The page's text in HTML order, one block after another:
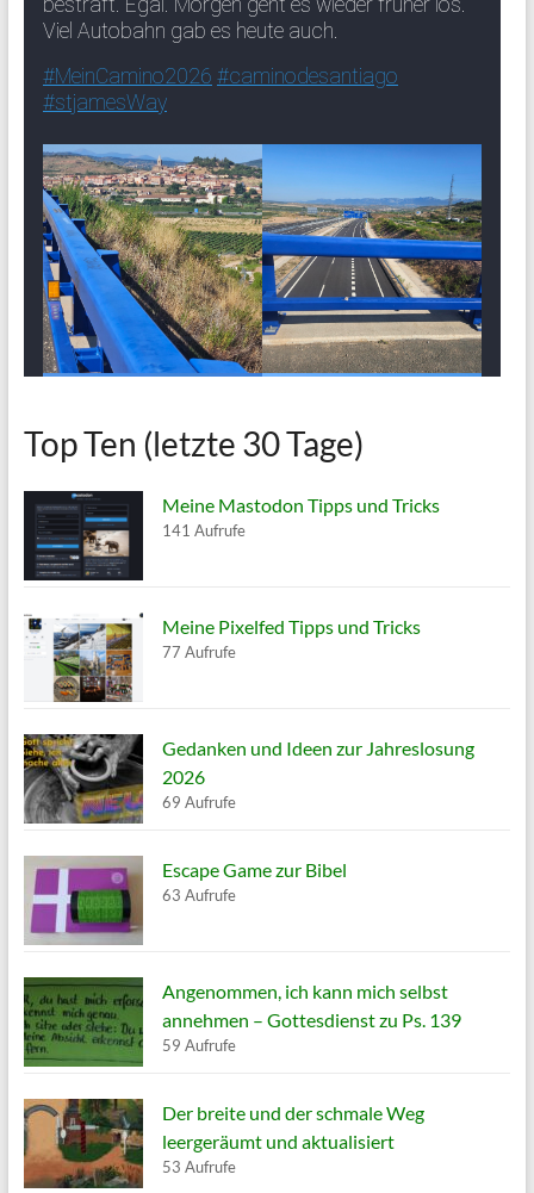
Top Ten (letzte 30 Tage)
Meine Mastodon Tipps und Tricks
141 Aufrufe
Meine Pixelfed Tipps und Tricks
77 Aufrufe
Gedanken und Ideen zur Jahreslosung
2026
69 Aufrufe
Escape Game zur Bibel
63 Aufrufe
Angenommen, ich kann mich selbst
annehmen – Gottesdienst zu Ps. 139
59 Aufrufe
Der breite und der schmale Weg
leergeräumt und aktualisiert
53 Aufrufe